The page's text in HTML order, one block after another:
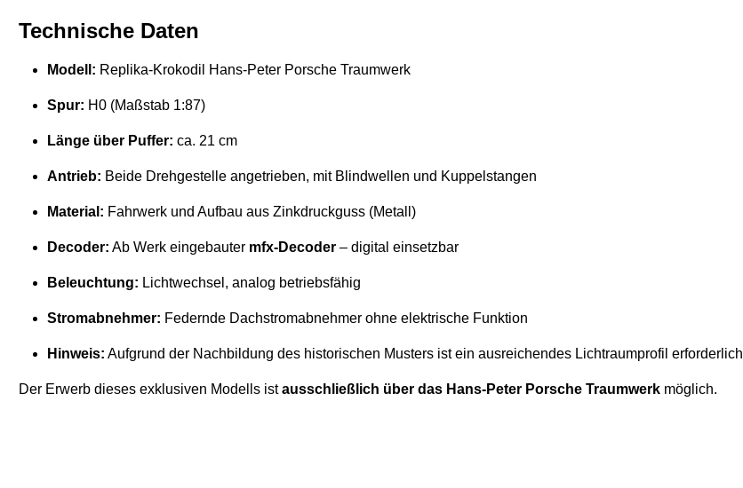
Technische Daten
Modell: Replika-Krokodil Hans-Peter Porsche Traumwerk
Spur: H0 (Maßstab 1:87)
Länge über Puffer: ca. 21 cm
Antrieb: Beide Drehgestelle angetrieben, mit Blindwellen und Kuppelstangen
Material: Fahrwerk und Aufbau aus Zinkdruckguss (Metall)
Decoder: Ab Werk eingebauter mfx-Decoder – digital einsetzbar
Beleuchtung: Lichtwechsel, analog betriebsfähig
Stromabnehmer: Federnde Dachstromabnehmer ohne elektrische Funktion
Hinweis: Aufgrund der Nachbildung des historischen Musters ist ein ausreichendes Lichtraumprofil erforderlich
Der Erwerb dieses exklusiven Modells istausschließlich über das Hans-Peter Porsche Traumwerk möglich.